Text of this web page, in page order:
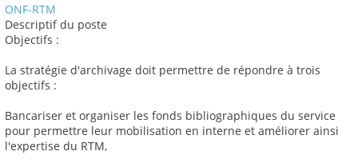
ONF-RTM
Descriptif du poste
Objectifs :
La stratégie d'archivage doit permettre de répondre à trois
objectifs :
Bancariser et organiser les fonds bibliographiques du service
pour permettre leur mobilisation en interne et améliorer ainsi
l'expertise du RTM,